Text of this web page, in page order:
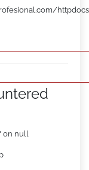
on null